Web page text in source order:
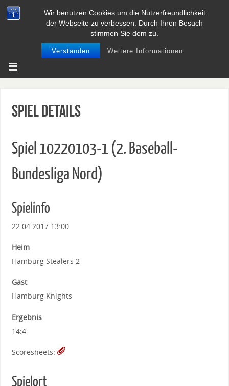
Wir benutzen Cookies um die Nutzerfreundlichkeit
der Webseite zu verbessen. Durch Ihren Besuch
stimmen Sie dem zu.
Verstanden Weitere Informationen
BASEBALL UND SOFTBALL IN
NIEDERSACHSEN
Spiel Details
Spiel 10220103-1 (2. Baseball-
Bundesliga Nord)
Spielinfo
22.04.2017 13:00
Heim
Hamburg Stealers 2
Gast
Hamburg Knights
Ergebnis
14:4
Scoresheets:
Spielort